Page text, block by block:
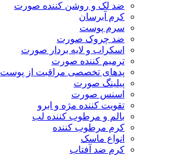
ضد لک و روشن کننده صورت
کرم آبرسان
سرم پوست
ضد چروک صورت
اسکراب و لایه بردار صورت
ترمیم کننده صورت
پدهای تخصصی مراقبت از پوست
پیلینگ صورت
اسنس صورت
تقویت کننده مژه و ابرو
بالم و مرطوب کننده لب
کرم مرطوب کننده
انواع ماسک
کرم ضد آفتاب